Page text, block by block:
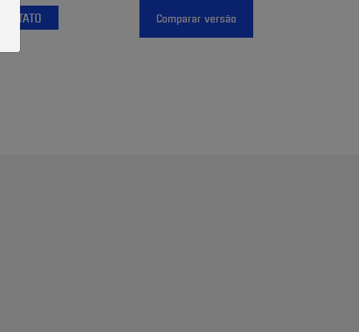
Comparar versão